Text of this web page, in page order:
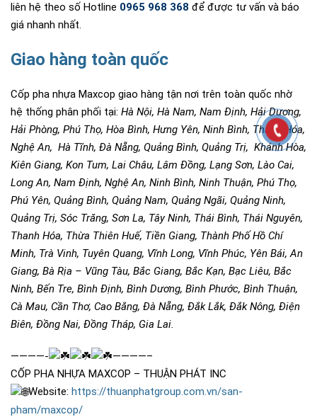
liên hệ theo số Hotline 0965 968 368 để được tư vấn và báo
giá nhanh nhất.
Giao hàng toàn quốc
Cốp pha nhựa Maxcop giao hàng tận nơi trên toàn quốc nhờ
hệ thống phân phối tại: Hà Nội, Hà Nam, Nam Định, Hải Dương,
Hải Phòng, Phú Thọ, Hòa Bình, Hưng Yên, Ninh Bình, Thanh Hóa,
Nghệ An, Hà Tĩnh, Đà Nẵng, Quảng Bình, Quảng Trị, Khánh Hòa,
Kiên Giang, Kon Tum, Lai Châu, Lâm Đồng, Lạng Sơn, Lào Cai,
Long An, Nam Định, Nghệ An, Ninh Bình, Ninh Thuận, Phú Thọ,
Phú Yên, Quảng Bình, Quảng Nam, Quảng Ngãi, Quảng Ninh,
Quảng Trị, Sóc Trăng, Sơn La, Tây Ninh, Thái Bình, Thái Nguyên,
Thanh Hóa, Thừa Thiên Huế, Tiền Giang, Thành Phố Hồ Chí
Minh, Trà Vinh, Tuyên Quang, Vĩnh Long, Vĩnh Phúc, Yên Bái, An
Giang, Bà Rịa – Vũng Tàu, Bắc Giang, Bắc Kạn, Bạc Liêu, Bắc
Ninh, Bến Tre, Bình Định, Bình Dương, Bình Phước, Bình Thuận,
Cà Mau, Cần Thơ, Cao Bằng, Đà Nẵng, Đắk Lắk, Đắk Nông, Điện
Biên, Đồng Nai, Đồng Tháp, Gia Lai.
————-
————–
CỐP PHA NHỰA MAXCOP – THUẬN PHÁT INC
Website: https://thuanphatgroup.com.vn/san-
pham/maxcop/